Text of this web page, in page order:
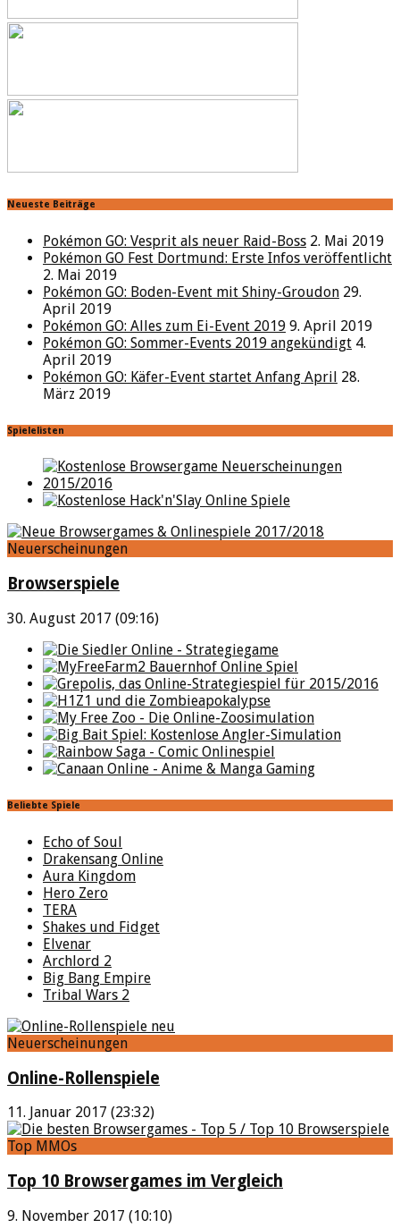
Neueste Beiträge
Pokémon GO: Vesprit als neuer Raid-Boss 2. Mai 2019
Pokémon GO Fest Dortmund: Erste Infos veröffentlicht
2. Mai 2019
Pokémon GO: Boden-Event mit Shiny-Groudon 29.
April 2019
Pokémon GO: Alles zum Ei-Event 2019 9. April 2019
Pokémon GO: Sommer-Events 2019 angekündigt 4.
April 2019
Pokémon GO: Käfer-Event startet Anfang April 28.
März 2019
Spielelisten
Neuerscheinungen
Browserspiele
30. August 2017 (09:16)
Beliebte Spiele
Echo of Soul
Drakensang Online
Aura Kingdom
Hero Zero
TERA
Shakes und Fidget
Elvenar
Archlord 2
Big Bang Empire
Tribal Wars 2
Neuerscheinungen
Online-Rollenspiele
11. Januar 2017 (23:32)
Top MMOs
Top 10 Browsergames im Vergleich
9. November 2017 (10:10)